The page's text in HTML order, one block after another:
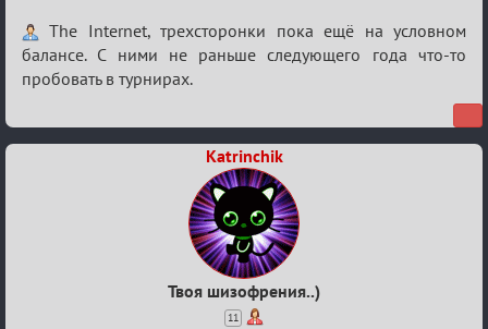
Re:
Обуждение
«Universal»
The Internet, трехсторонки пока ещё на условном
балансе. С ними не раньше следующего года что-то
пробовать в турнирах.
Katrinchik
Твоя шизофрения..)
11